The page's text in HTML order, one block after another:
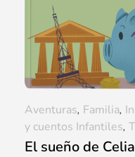
El sueño de Celia
Aventuras, Familia,
y cuentos Infantiles,